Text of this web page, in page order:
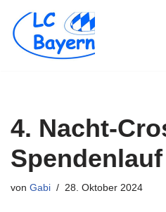
Zum
Inhalt
4. Nacht-
Spendenlauf
von Gabi 28. Oktober 2024